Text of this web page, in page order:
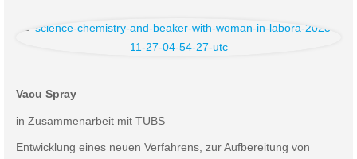
Vacu Spray
in Zusammenarbeit mit TUBS
Entwicklung eines neuen Verfahrens, zur Aufbereitung von